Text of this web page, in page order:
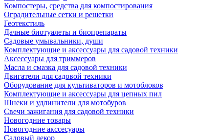
Компостеры, средства для компостирования
Оградительные сетки и решетки
Геотекстиль
Дачные биотуалеты и биопрепараты
Садовые умывальники, души
Комплектующие и аксессуары для садовой техники
Аксессуары для триммеров
Масла и смазка для садовой техники
Двигатели для садовой техники
Оборудование для культиваторов и мотоблоков
Комплектующие и аксессуары для цепных пил
Шнеки и удлинители для мотобуров
Свечи зажигания для садовой техники
Новогодние товары
Новогодние акссесуары
Садовый декор